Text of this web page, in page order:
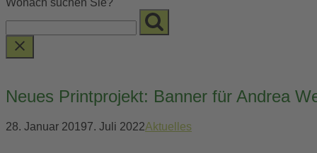
Wonach suchen Sie?
Neues Printprojekt: Banner für Andrea
28. Januar 20197. Juli 2022Aktuelles